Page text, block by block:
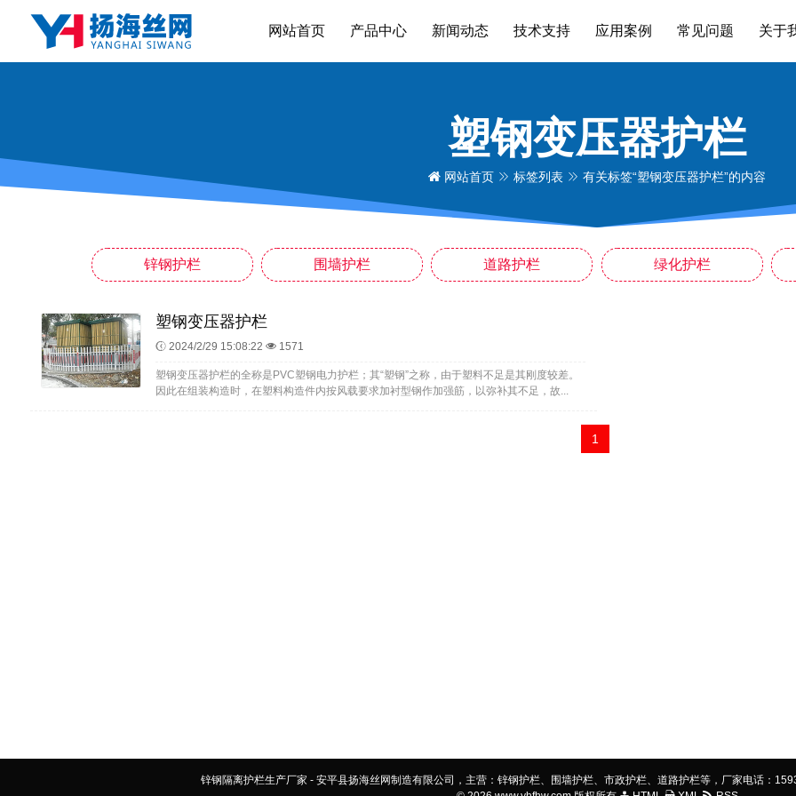
网站首页 产品中心 新闻动态 技术支持 应用案例 常见问题 关于
塑钢变压器护栏
网站首页 标签列表 有关标签“塑钢变压器护栏”的内容
锌钢护栏 围墙护栏 道路护栏 绿化护栏
塑钢变压器护栏
2024/2/29 15:08:22 1571
塑钢变压器护栏的全称是PVC塑钢电力护栏；其“塑钢”之称，由于塑料不足是其刚度较差。
因此在组装构造时，在塑料构造件内按风载要求加衬型钢作加强筋，以弥补其不足，故...
1
锌钢隔离护栏生产厂家 - 安平县扬海丝网制造有限公司，主营：锌钢护栏、围墙护栏、市政护栏、道路护栏等，厂家电话：